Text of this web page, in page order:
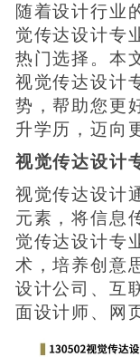
随着设计行业
觉传达设计专
热门选择。本
视觉传达设计
势，帮助您更
升学历，迈向
视觉传达设计
视觉传达设计
元素，将信息
觉传达设计专
术，培养创意
设计公司、互
面设计师、网